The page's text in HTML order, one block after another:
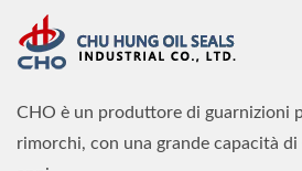
CHO è un produttore di guarnizioni
rimorchi, con una grande capacità